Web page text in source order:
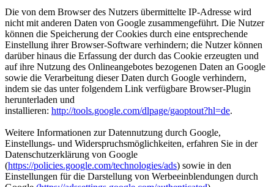
Die von dem Browser des Nutzers übermittelte IP-Adresse wird
nicht mit anderen Daten von Google zusammengeführt. Die Nutzer
können die Speicherung der Cookies durch eine entsprechende
Einstellung ihrer Browser-Software verhindern; die Nutzer können
darüber hinaus die Erfassung der durch das Cookie erzeugten und
auf ihre Nutzung des Onlineangebotes bezogenen Daten an Google
sowie die Verarbeitung dieser Daten durch Google verhindern,
indem sie das unter folgendem Link verfügbare Browser-Plugin
herunterladen und
installieren: http://tools.google.com/dlpage/gaoptout?hl=de.
Weitere Informationen zur Datennutzung durch Google,
Einstellungs- und Widerspruchsmöglichkeiten, erfahren Sie in der
Datenschutzerklärung von Google
(https://policies.google.com/technologies/ads) sowie in den
Einstellungen für die Darstellung von Werbeeinblendungen durch